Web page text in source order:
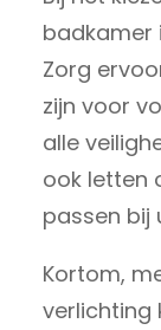
badkamer
Zorg
zijn voor
alle
ook letten
passen bij
Kortom,
verlichting